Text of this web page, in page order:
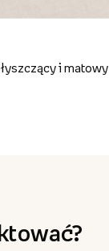
i matowy